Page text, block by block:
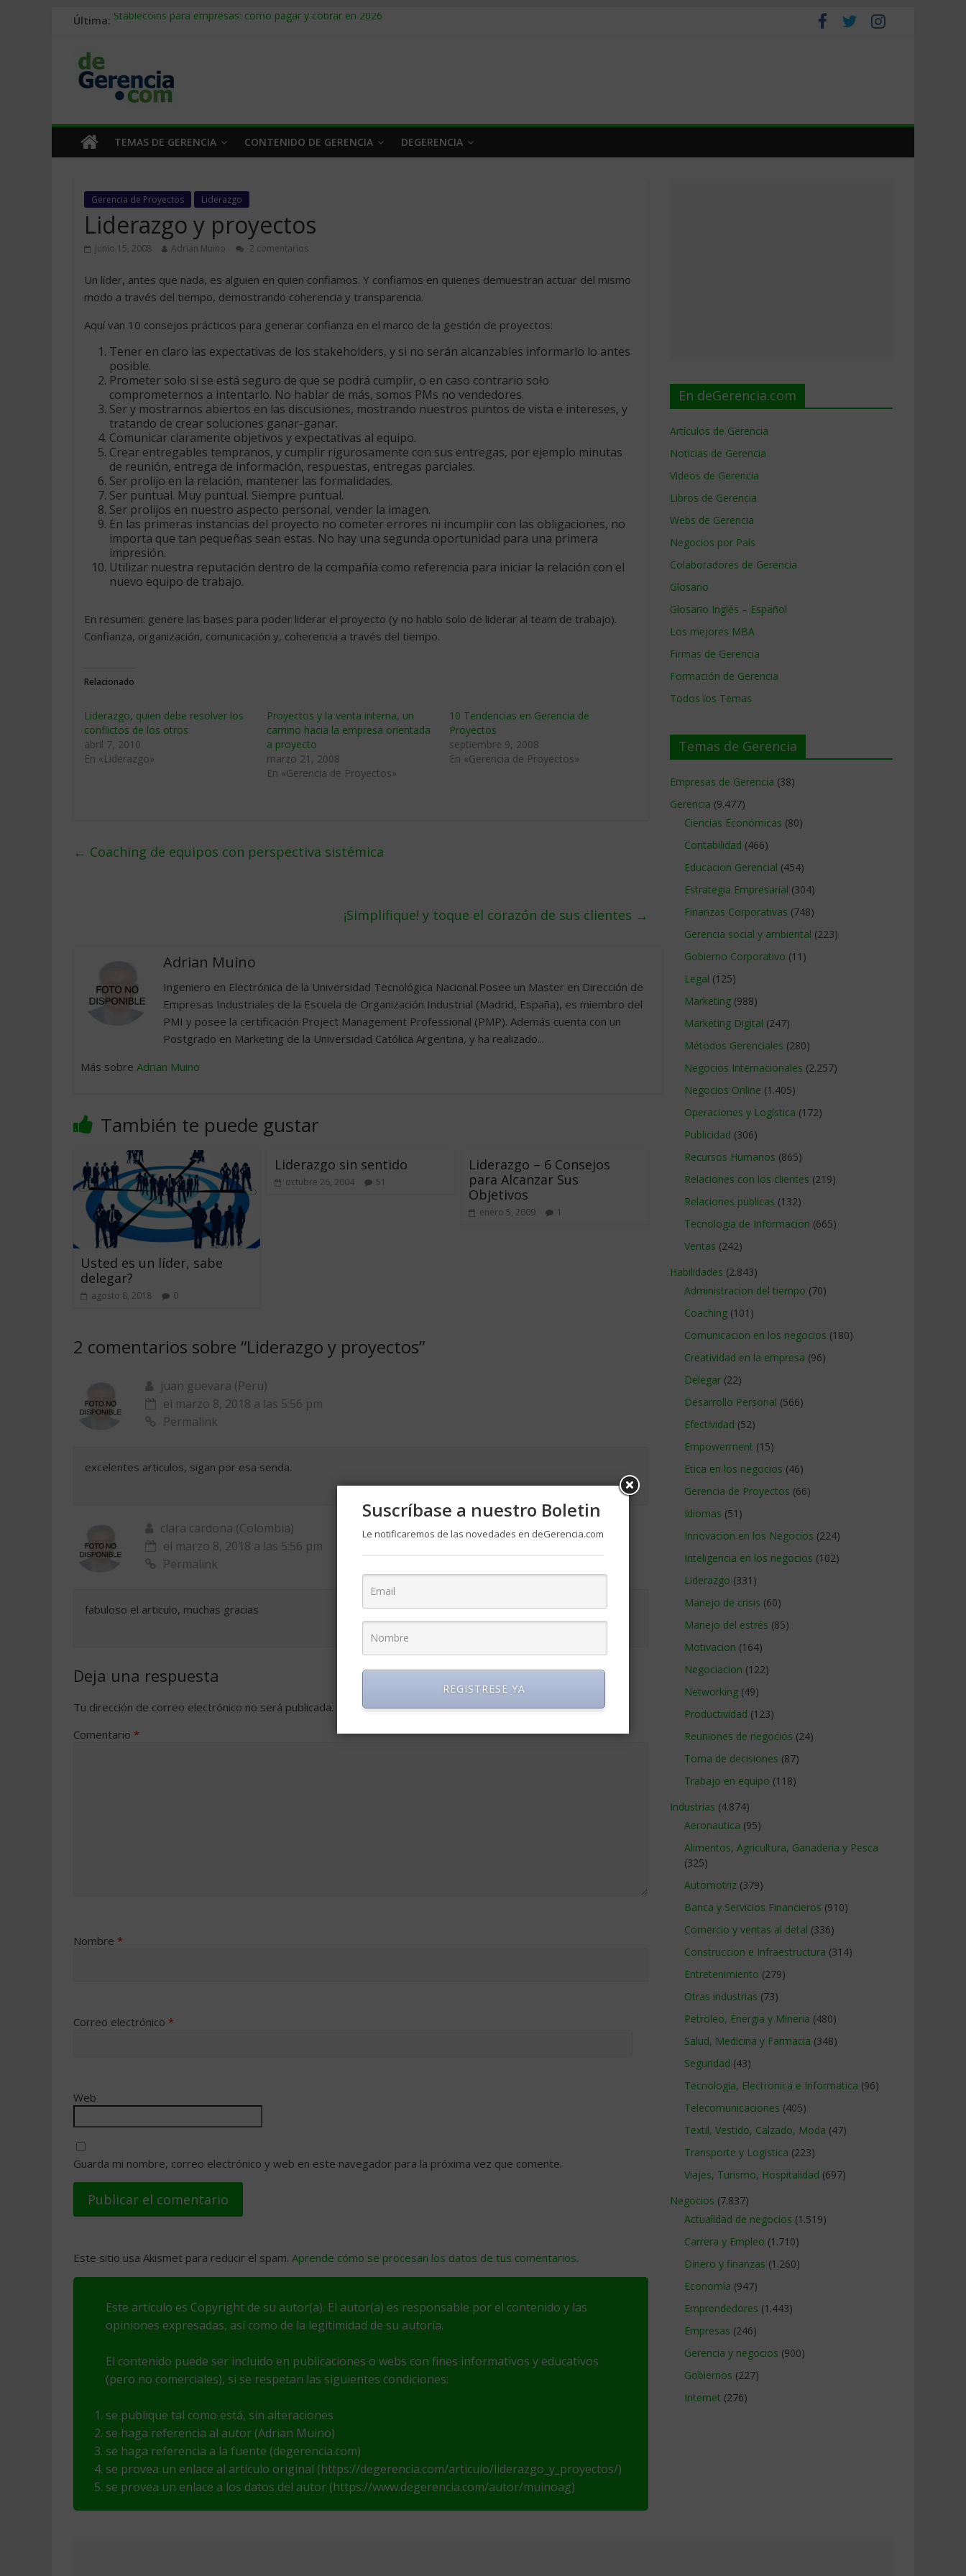
Última: Stablecoins para empresas: cómo pagar y cobrar en 2026
Trabajo forzoso en la cadena de suministro: qué hacer
Mercado hispano de EE. UU.: cómo segmentarlo y venderle
TEMAS DE GERENCIA CONTENIDO DE GERENCIA DEGERENCIA
Gerencia de Proyectos Liderazgo
Liderazgo y proyectos
junio 15, 2008 Adrian Muino 2 comentarios
Un líder, antes que nada, es alguien en quien confiamos. Y confiamos en quienes demuestran actuar del mismo
modo a través del tiempo, demostrando coherencia y transparencia.
Aquí van 10 consejos prácticos para generar confianza en el marco de la gestión de proyectos:
Tener en claro las expectativas de los stakeholders, y si no serán alcanzables informarlo lo antes
posible.
Prometer solo si se está seguro de que se podrá cumplir, o en caso contrario solo
comprometernos a intentarlo. No hablar de más, somos PMs no vendedores.
Ser y mostrarnos abiertos en las discusiones, mostrando nuestros puntos de vista e intereses, y
tratando de crear soluciones ganar-ganar.
Comunicar claramente objetivos y expectativas al equipo.
Crear entregables tempranos, y cumplir rigurosamente con sus entregas, por ejemplo minutas
de reunión, entrega de información, respuestas, entregas parciales.
Ser prolijo en la relación, mantener las formalidades.
Ser puntual. Muy puntual. Siempre puntual.
Ser prolijos en nuestro aspecto personal, vender la imagen.
En las primeras instancias del proyecto no cometer errores ni incumplir con las obligaciones, no
importa que tan pequeñas sean estas. No hay una segunda oportunidad para una primera
impresión.
Utilizar nuestra reputación dentro de la compañía como referencia para iniciar la relación con el
nuevo equipo de trabajo.
En resumen: genere las bases para poder liderar el proyecto (y no hablo solo de liderar al team de trabajo).
Confianza, organización, comunicación y, coherencia a través del tiempo.
Relacionado
Liderazgo, quien debe resolver los
conflictos de los otros
abril 7, 2010
En «Liderazgo»
Proyectos y la venta interna, un
camino hacia la empresa orientada
a proyecto
marzo 21, 2008
En «Gerencia de Proyectos»
10 Tendencias en Gerencia de
Proyectos
septiembre 9, 2008
En «Gerencia de Proyectos»
← Coaching de equipos con perspectiva sistémica
¡Simplifique! y toque el corazón de sus clientes →
Adrian Muino
Ingeniero en Electrónica de la Universidad Tecnológica Nacional.Posee un Master en Dirección de
Empresas Industriales de la Escuela de Organización Industrial (Madrid, España), es miembro del
PMI y posee la certificación Project Management Professional (PMP). Además cuenta con un
Postgrado en Marketing de la Universidad Católica Argentina, y ha realizado...
Más sobre Adrian Muino
También te puede gustar
Usted es un líder, sabe
delegar?
agosto 8, 2018 0
Liderazgo sin sentido
octubre 26, 2004 51
Liderazgo – 6 Consejos
para Alcanzar Sus
Objetivos
enero 5, 2009 1
2 comentarios sobre “Liderazgo y proyectos”
juan guevara (Peru)
el marzo 8, 2018 a las 5:56 pm
Permalink
excelentes articulos, sigan por esa senda.
clara cardona (Colombia)
el marzo 8, 2018 a las 5:56 pm
Permalink
fabuloso el articulo, muchas gracias
Deja una respuesta
Tu dirección de correo electrónico no será publicada. Los campos obligatorios están marcados con*
Comentario *
Nombre *
Correo electrónico *
Web
Guarda mi nombre, correo electrónico y web en este navegador para la próxima vez que comente.
Este sitio usa Akismet para reducir el spam. Aprende cómo se procesan los datos de tus comentarios.
Este artículo es Copyright de su autor(a). El autor(a) es responsable por el contenido y las
opiniones expresadas, así como de la legitimidad de su autoría.
El contenido puede ser incluido en publicaciones o webs con fines informativos y educativos
(pero no comerciales), si se respetan las siguientes condiciones:
se publique tal como está, sin alteraciones
se haga referencia al autor (Adrian Muino)
se haga referencia a la fuente (degerencia.com)
se provea un enlace al artículo original (https://degerencia.com/articulo/liderazgo_y_proyectos/)
se provea un enlace a los datos del autor (https://www.degerencia.com/autor/muinoag)
En deGerencia.com
Artículos de Gerencia
Noticias de Gerencia
Videos de Gerencia
Libros de Gerencia
Webs de Gerencia
Negocios por País
Colaboradores de Gerencia
Glosario
Glosario Inglés – Español
Los mejores MBA
Firmas de Gerencia
Formación de Gerencia
Todos los Temas
Temas de Gerencia
Empresas de Gerencia (38)
Gerencia (9.477)
Ciencias Económicas (80)
Contabilidad (466)
Educacion Gerencial (454)
Estrategia Empresarial (304)
Finanzas Corporativas (748)
Gerencia social y ambiental (223)
Gobierno Corporativo (11)
Legal (125)
Marketing (988)
Marketing Digital (247)
Métodos Gerenciales (280)
Negocios Internacionales (2.257)
Negocios Online (1.405)
Operaciones y Logística (172)
Publicidad (306)
Recursos Humanos (865)
Relaciones con los clientes (219)
Relaciones publicas (132)
Tecnologia de Informacion (665)
Ventas (242)
Habilidades (2.843)
Administracion del tiempo (70)
Coaching (101)
Comunicacion en los negocios (180)
Creatividad en la empresa (96)
Delegar (22)
Desarrollo Personal (566)
Efectividad (52)
Empowerment (15)
Etica en los negocios (46)
Gerencia de Proyectos (66)
Idiomas (51)
Innovacion en los Negocios (224)
Inteligencia en los negocios (102)
Liderazgo (331)
Manejo de crisis (60)
Manejo del estrés (85)
Motivacion (164)
Negociacion (122)
Networking (49)
Productividad (123)
Reuniones de negocios (24)
Toma de decisiones (87)
Trabajo en equipo (118)
Industrias (4.874)
Aeronautica (95)
Alimentos, Agricultura, Ganaderia y Pesca
(325)
Automotriz (379)
Banca y Servicios Financieros (910)
Comercio y ventas al detal (336)
Construccion e Infraestructura (314)
Entretenimiento (279)
Otras industrias (73)
Petroleo, Energia y Mineria (480)
Salud, Medicina y Farmacia (348)
Seguridad (43)
Tecnologia, Electronica e Informatica (96)
Telecomunicaciones (405)
Textil, Vestido, Calzado, Moda (47)
Transporte y Logistica (223)
Viajes, Turismo, Hospitalidad (697)
Negocios (7.837)
Actualidad de negocios (1.519)
Carrera y Empleo (1.710)
Dinero y finanzas (1.260)
Economía (947)
Emprendedores (1.443)
Empresas (246)
Gerencia y negocios (900)
Gobiernos (227)
Internet (276)
Suscríbase a nuestro Boletin
Le notificaremos de las novedades en deGerencia.com
REGISTRESE YA